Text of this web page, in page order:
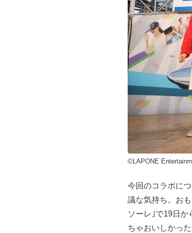
©LAPONE
今回のコラボに
議な気持ち。お
ソーレ｣で19日
ちゃおいしかっ